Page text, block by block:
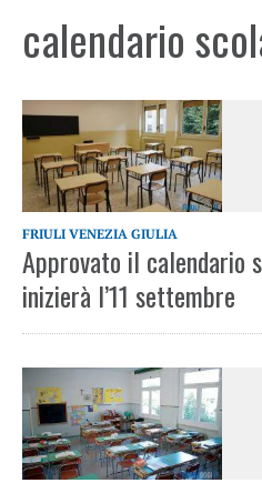
calendario
FRIULI VENEZIA GIULIA
Approvato il calendario
inizierà l’11 settembre